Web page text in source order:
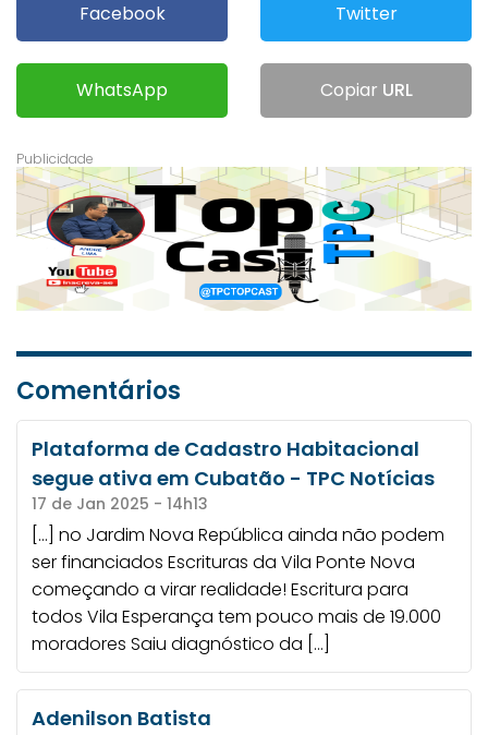
Facebook Twitter
WhatsApp Copiar URL
Comentários
Plataforma de Cadastro Habitacional
segue ativa em Cubatão - TPC Notícias
17 de Jan 2025 - 14h13
[…] no Jardim Nova República ainda não podem
ser financiados Escrituras da Vila Ponte Nova
começando a virar realidade! Escritura para
todos Vila Esperança tem pouco mais de 19.000
moradores Saiu diagnóstico da […]
Adenilson Batista